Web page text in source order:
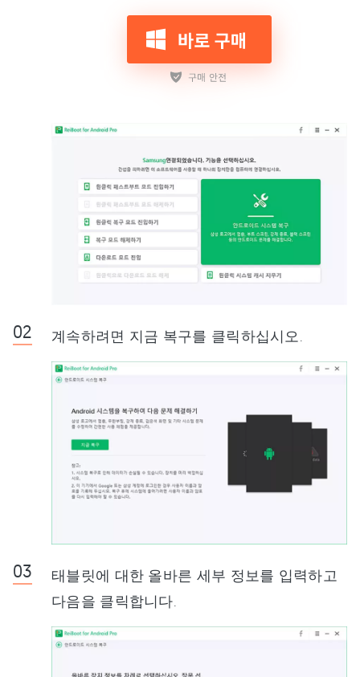
계속하려면 지금 복구를 클릭하십시오.
태블릿에 대한 올바른 세부 정보를 입력하고
다음을 클릭합니다.